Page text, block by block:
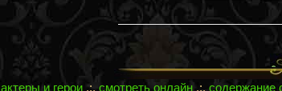
актеры и герои .:. смотреть онлайн .:. содержание